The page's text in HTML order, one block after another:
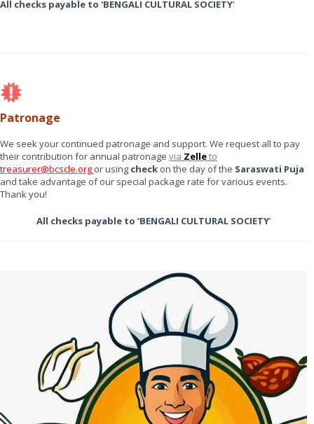
All checks payable to 'BENGALI CULTURAL SOCIETY'
Patronage
We seek your continued patronage and support. We request all to pay
their contribution for annual patronage via Zelleto
treasurer@bcscle.org or using check on the day of the Saraswati Puja
and take advantage of our special package rate for various events.
Thank you!
All checks payable to ‘BENGALI CULTURAL SOCIETY‘